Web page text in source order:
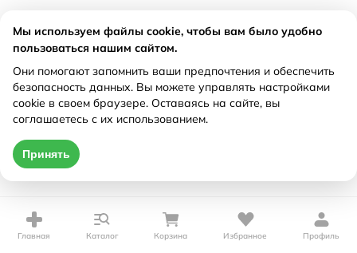
Главная Каталог Корзина Избранное Профиль
Мы используем файлы cookie, чтобы вам было удобно
пользоваться нашим сайтом.
Они помогают запомнить ваши предпочтения и обеспечить
безопасность данных. Вы можете управлять настройками
cookie в своем браузере. Оставаясь на сайте, вы
соглашаетесь с их использованием.
Принять